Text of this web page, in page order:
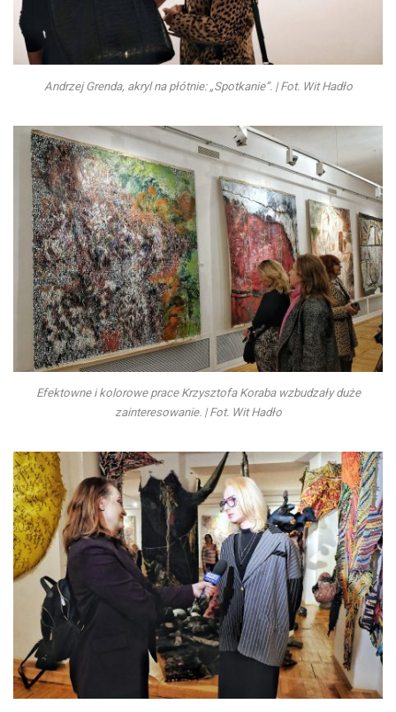
Andrzej Grenda, akryl na płótnie: „Spotkanie”. | Fot. Wit Hadło
Efektowne i kolorowe prace Krzysztofa Koraba wzbudzały duże
zainteresowanie. | Fot. Wit Hadło